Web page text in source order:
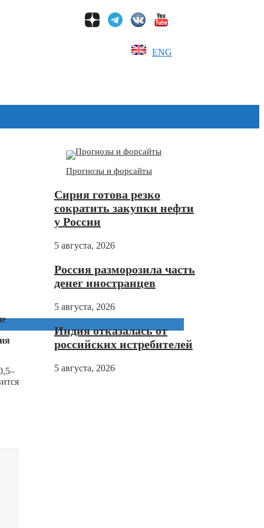
ENG
Прогнозы и форсайты
Сирия готова резко
сократить закупки нефти
у России
5 августа, 2026
Россия разморозила часть
денег иностранцев
5 августа, 2026
Индия отказалась от
российских истребителей
5 августа, 2026